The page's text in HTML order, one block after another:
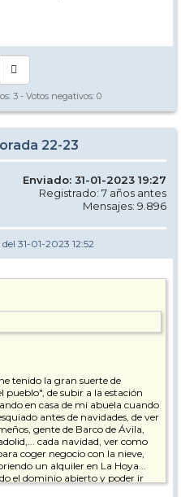
3 - Votos negativos: 0
22-23
Enviado: 31-01-2023 19:27
Registrado: 7 años antes
Mensajes: 9.896
del 31-01-2023 12:52
tenido la gran suerte de
pueblo", de subir a la estación
en casa de mi abuela cuando
antes de navidades, de ver
gente de Barco de Ávila,
cada navidad, ver como
coger negocio con la nieve,
un alquiler en La Hoya...
el dominio abierto y poder ir